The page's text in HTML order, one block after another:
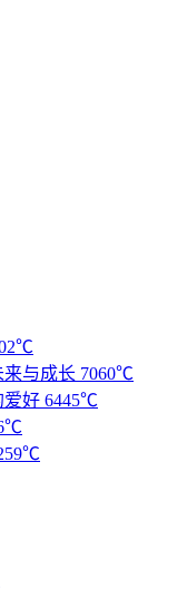
来与成长 7060℃
爱好 6445℃